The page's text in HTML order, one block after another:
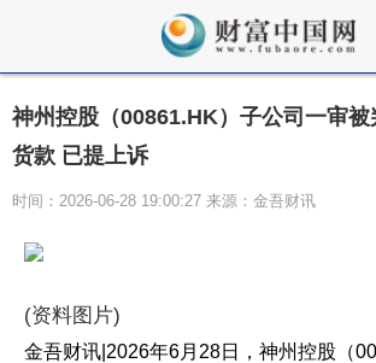
神州控股（00861.HK）子公司一审
货款 已提上诉
时间：2026-06-28 19:00:27 来源：金吾财讯
(资料图片)
金吾财讯|2026年6月28日，神州控股（